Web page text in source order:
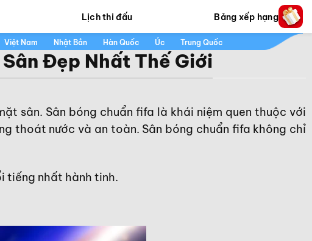
Lịch thi đấu Bảng xếp hạng
Việt Nam Nhật Bản Hàn Quốc Úc Trung Quốc
Đẹp Nhất Thế Giới
sân. Sân bóng chuẩn fifa là khái niệm quen thuộc với
thoát nước và an toàn. Sân bóng chuẩn fifa không chỉ
tiếng nhất hành tinh.